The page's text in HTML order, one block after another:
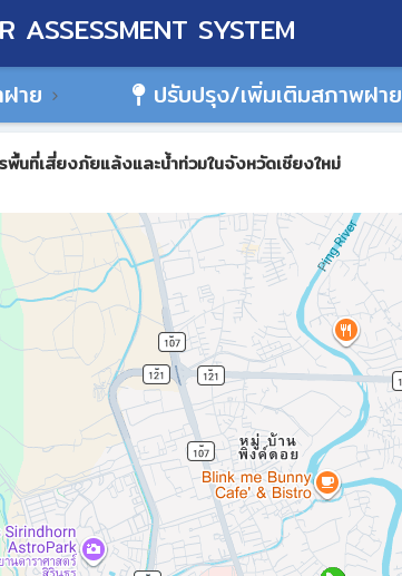
ASSESSMENT SYSTEM
าย ปรับปรุง/เพิ่มเติมสภาพฝาย
นที่เสี่ยงภัยแล้งและน้ำท่วมในจังหวัดเชียงใหม่